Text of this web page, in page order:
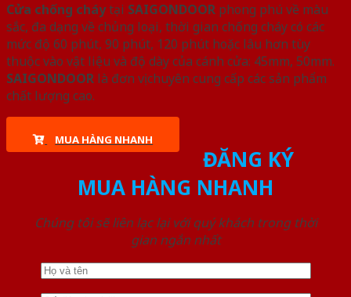
Cửa chống cháytại SAIGONDOOR phong phú về màu
sắc, đa dạng về chủng loại, thời gian chống cháy có các
mức độ 60 phút, 90 phút, 120 phút hoặc lâu hơn tùy
thuộc vào vật liệu và độ dày của cánh cửa: 45mm, 50mm.
SAIGONDOOR là đơn vị chuyên cung cấp các sản phẩm
chất lượng cao.
MUA HÀNG NHANH
ĐĂNG KÝ
MUA HÀNG NHANH
Chúng tôi sẽ liên lạc lại với quý khách trong thời
gian ngắn nhất